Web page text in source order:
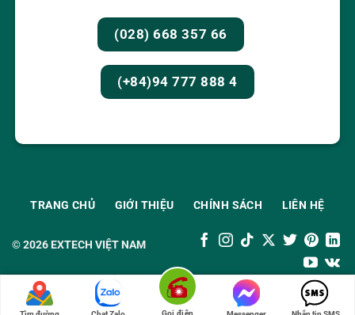
(028) 668 357 66
(+84)94 777 888 4
© 2026EXTECH VIỆT NAM
TRANG CHỦ GIỚI THIỆU CHÍNH SÁCH LIÊN HỆ
Gọi điện